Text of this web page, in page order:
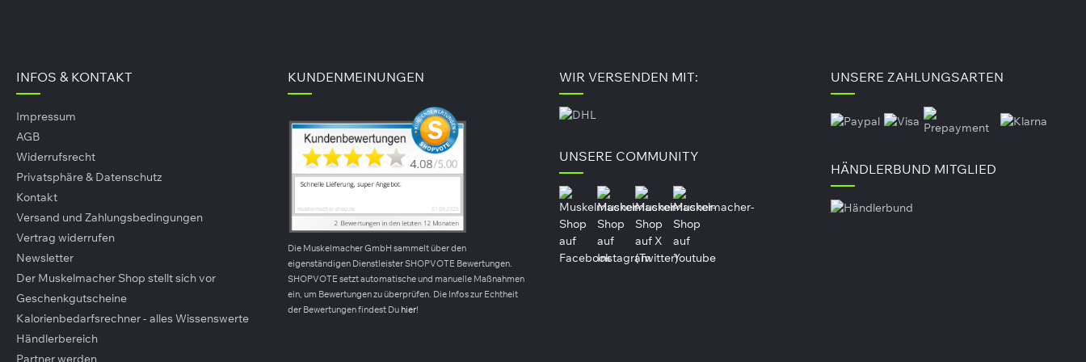
INFOS & KONTAKT
Impressum
AGB
Widerrufsrecht
Privatsphäre & Datenschutz
Kontakt
Versand und Zahlungsbedingungen
Vertrag widerrufen
Newsletter
Der Muskelmacher Shop stellt sich vor
Geschenkgutscheine
Kalorienbedarfsrechner - alles Wissenswerte
Händlerbereich
Partner werden
KUNDENMEINUNGEN
Die Muskelmacher GmbH sammelt über den
eigenständigen Dienstleister SHOPVOTE Bewertungen.
SHOPVOTE setzt automatische und manuelle Maßnahmen
ein, um Bewertungen zu überprüfen. Die Infos zur Echtheit
der Bewertungen findest Du hier!
WIR VERSENDEN MIT:
UNSERE COMMUNITY
UNSERE ZAHLUNGSARTEN
HÄNDLERBUND MITGLIED